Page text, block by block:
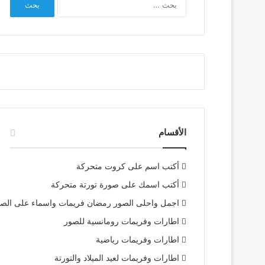
الأقسام
أكتب اسم على كروت متحركة
أكتب اسمك على صورة تورتة متحركة
اجمل واحلى الصور رمضان فريمات واسماء على
اطارات وفريمات رومانسية للصور
اطارات وفريمات رياضية
اطارات وفريمات لعيد الميلاد والتورتة